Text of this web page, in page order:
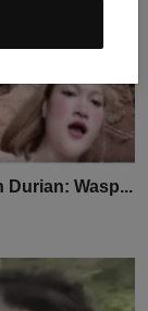
Durian: Wasp...